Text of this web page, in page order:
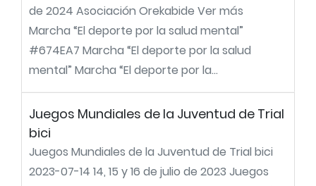
de 2024 Asociación Orekabide Ver más
Marcha “El deporte por la salud mental”
#674EA7 Marcha “El deporte por la salud
mental” Marcha “El deporte por la...
Juegos Mundiales de la Juventud de Trial
bici
Juegos Mundiales de la Juventud de Trial bici
2023-07-14 14, 15 y 16 de julio de 2023 Juegos